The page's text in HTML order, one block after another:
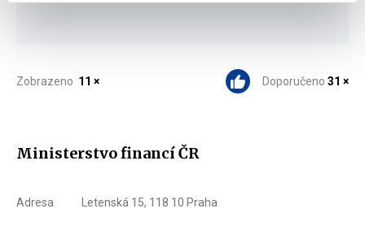
Zobrazeno 11 × Doporučeno 31 ×
Ministerstvo financí ČR
Adresa Letenská 15, 118 10 Praha